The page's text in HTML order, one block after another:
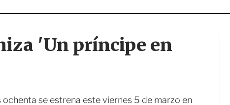
'Un príncipe en
se estrena este viernes 5 de marzo en